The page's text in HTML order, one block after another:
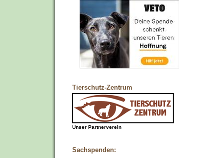
Tierschutz-Zentrum
Unser Partnerverein
Sachspenden: